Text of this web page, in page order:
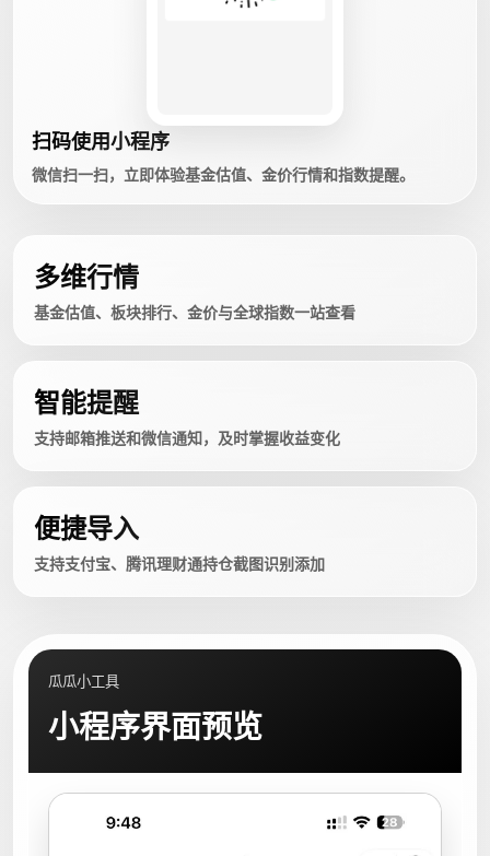
扫码使用小程序
微信扫一扫，立即体验基金估值、金价行情和指数提醒。
多维行情
基金估值、板块排行、金价与全球指数一站查看
智能提醒
支持邮箱推送和微信通知，及时掌握收益变化
便捷导入
支持支付宝、腾讯理财通持仓截图识别添加
瓜瓜小工具
小程序界面预览